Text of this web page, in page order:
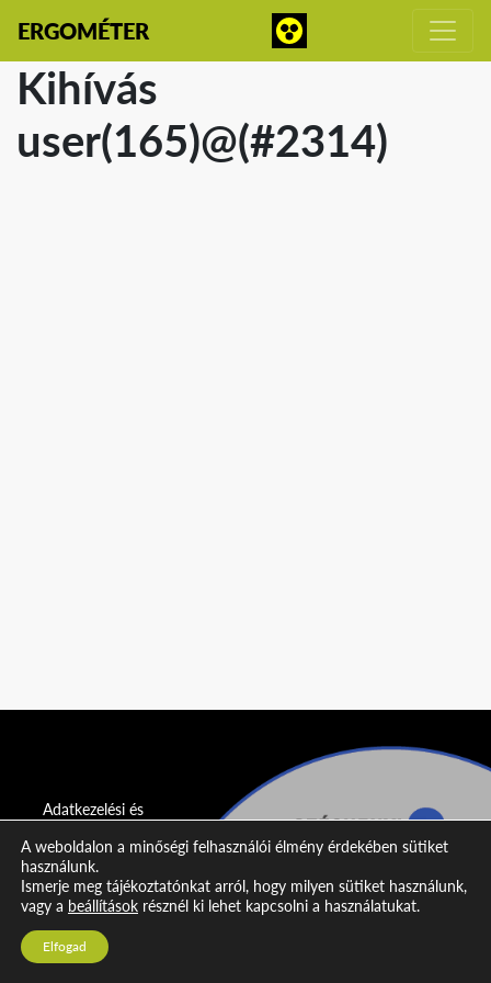
ERGOMÉTER
Kihívás
user(165)@(#2314)
Adatkezelési és
nyilatkozat
Impresszum
Kapcsolat
A weboldalon a minőségi felhasználói élmény érdekében sütiket
használunk.
Ismerje meg tájékoztatónkat arról, hogy milyen sütiket használunk,
vagy a beállítások résznél ki lehet kapcsolni a használatukat.
Elfogad